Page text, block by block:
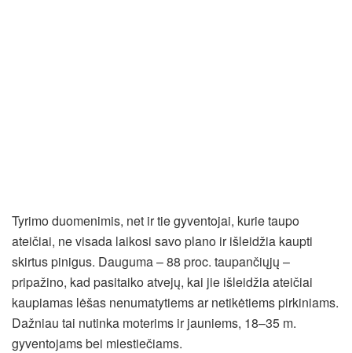
Tyrimo duomenimis, net ir tie gyventojai, kurie taupo
ateičiai, ne visada laikosi savo plano ir išleidžia kaupti
skirtus pinigus. Dauguma – 88 proc. taupančiųjų –
pripažino, kad pasitaiko atvejų, kai jie išleidžia ateičiai
kaupiamas lėšas nenumatytiems ar netikėtiems pirkiniams.
Dažniau tai nutinka moterims ir jauniems, 18–35 m.
gyventojams bei miestiečiams.